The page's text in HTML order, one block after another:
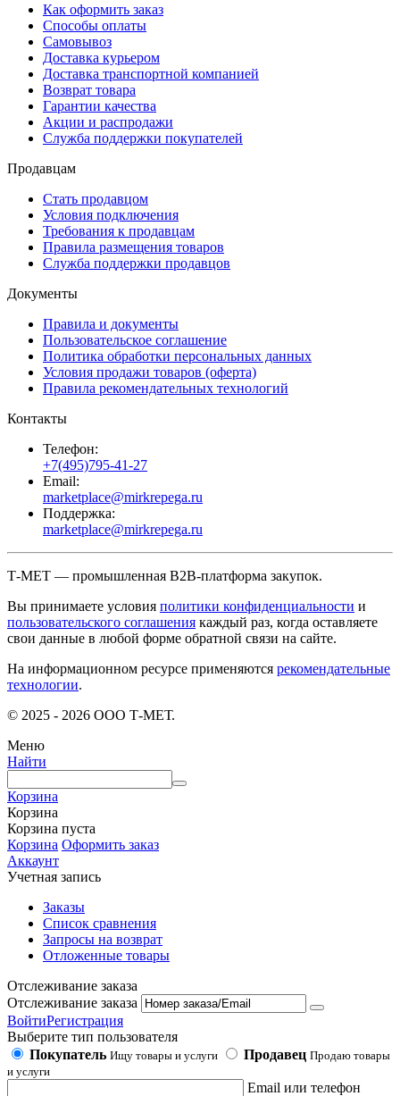
Как оформить заказ
Способы оплаты
Самовывоз
Доставка курьером
Доставка транспортной компанией
Возврат товара
Гарантии качества
Акции и распродажи
Служба поддержки покупателей
Продавцам
Стать продавцом
Условия подключения
Требования к продавцам
Правила размещения товаров
Служба поддержки продавцов
Документы
Правила и документы
Пользовательское соглашение
Политика обработки персональных данных
Условия продажи товаров (оферта)
Правила рекомендательных технологий
Контакты
Телефон:
+7(495)795-41-27
Email:
marketplace@mirkrepega.ru
Поддержка:
marketplace@mirkrepega.ru
Т-МЕТ — промышленная B2B-платформа закупок.
Вы принимаете условия политики конфиденциальности и
пользовательского соглашения каждый раз, когда оставляете
свои данные в любой форме обратной связи на сайте.
На информационном ресурсе применяются рекомендательные
технологии.
© 2025 - 2026 ООО Т-МЕТ.
Меню
Найти
Корзина
Корзина
Корзина пуста
Корзина Оформить заказ
Аккаунт
Учетная запись
Заказы
Список сравнения
Запросы на возврат
Отложенные товары
Отслеживание заказа
Отслеживание заказа
ВойтиРегистрация
Выберите тип пользователя
Покупатель Ищу товары и услуги Продавец Продаю товары
и услуги
Email или телефон